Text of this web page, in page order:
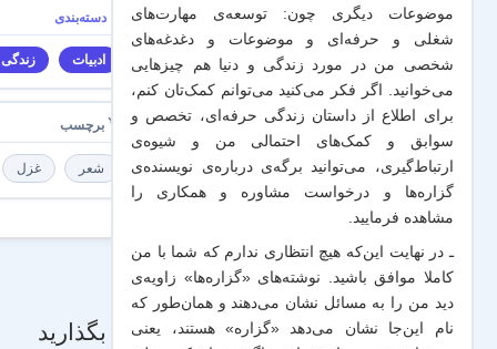
ادبیات زندگی
شعر غزل
دیدگاه بگذارید
موضوعات دیگری چون: توسعه‌ی مهارت‌های
شغلی و حرفه‌ای و موضوعات و دغدغه‌های
شخصی من در مورد زندگی و دنیا هم چیزهایی
می‌خوانید. اگر فکر می‌کنید می‌توانم کمک‌تان کنم،
برای اطلاع از داستان زندگی حرفه‌ای، تخصص و
سوابق و کمک‌های احتمالی من و شیو‌ه‌ی
ارتباط‌گیری، می‌توانید برگه‌یدرباره‌ی نویسنده‌ی
گزاره‌ها و درخواست مشاوره و همکاری را
مشاهده فرمایید.
ـ در نهایت این‌که هیچ انتظاری ندارم که شما با من
کاملا موافق باشید. نوشته‌های «گزاره‌ها» زاویه‌ی
دید من را به مسائل نشان می‌دهند و همان‌طور که
نام این‌جا نشان می‌دهد «گزاره‌» هستند، یعنی